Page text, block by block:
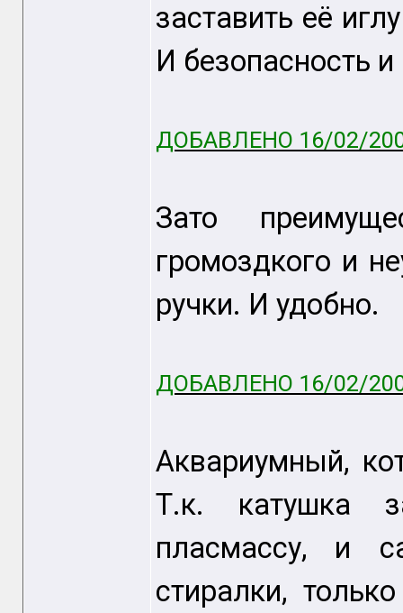
заставить её
И безопасность
ДОБАВЛЕНО 16/02/
Зато
громоздкого и
ручки. И удобно.
ДОБАВЛЕНО 16/02/
Аквариумный,
Т.к. катушка
пласмассу, и
стиралки,